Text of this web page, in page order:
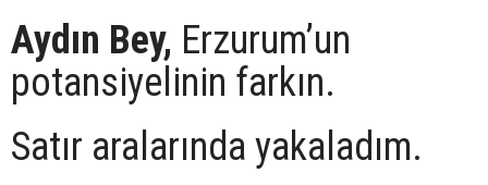
Aydın Bey, Erzurum’un
potansiyelinin farkın.
Satır aralarında yakaladım.